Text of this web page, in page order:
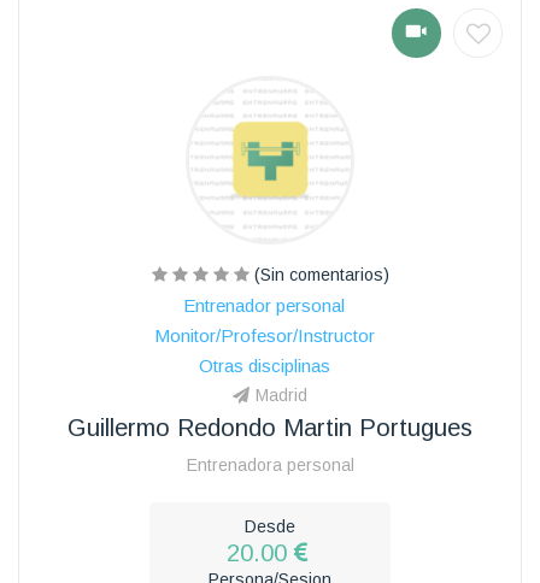
(Sin comentarios)
Entrenador personal
Monitor/Profesor/Instructor
Otras disciplinas
Madrid
Guillermo Redondo Martin Portugues
Entrenadora personal
Desde
20.00
Persona/Sesion